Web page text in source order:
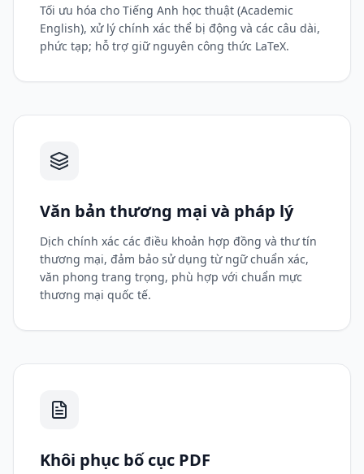
Tối ưu hóa cho Tiếng Anh học thuật (Academic
English), xử lý chính xác thể bị động và các câu dài,
phức tạp; hỗ trợ giữ nguyên công thức LaTeX.
Văn bản thương mại và pháp lý
Dịch chính xác các điều khoản hợp đồng và thư tín
thương mại, đảm bảo sử dụng từ ngữ chuẩn xác,
văn phong trang trọng, phù hợp với chuẩn mực
thương mại quốc tế.
Khôi phục bố cục PDF